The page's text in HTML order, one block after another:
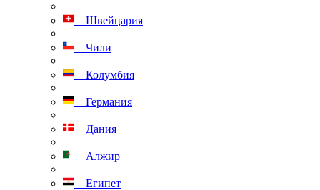
Швейцария
Чили
Колумбия
Германия
Дания
Алжир
Египет